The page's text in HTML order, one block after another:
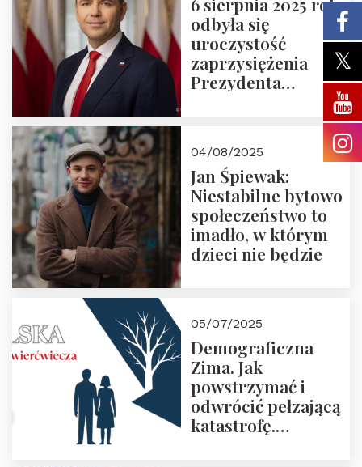
odbyła się
uroczystość
zaprzysiężenia
Prezydenta
Nawrockiego
04/08/2025
Jan Śpiewak:
Niestabilne bytowo
społeczeństwo to
imadło, w którym
dzieci nie będzie
05/07/2025
Demograficzna
Zima. Jak
powstrzymać i
odwrócić pełzającą
katastrofę.